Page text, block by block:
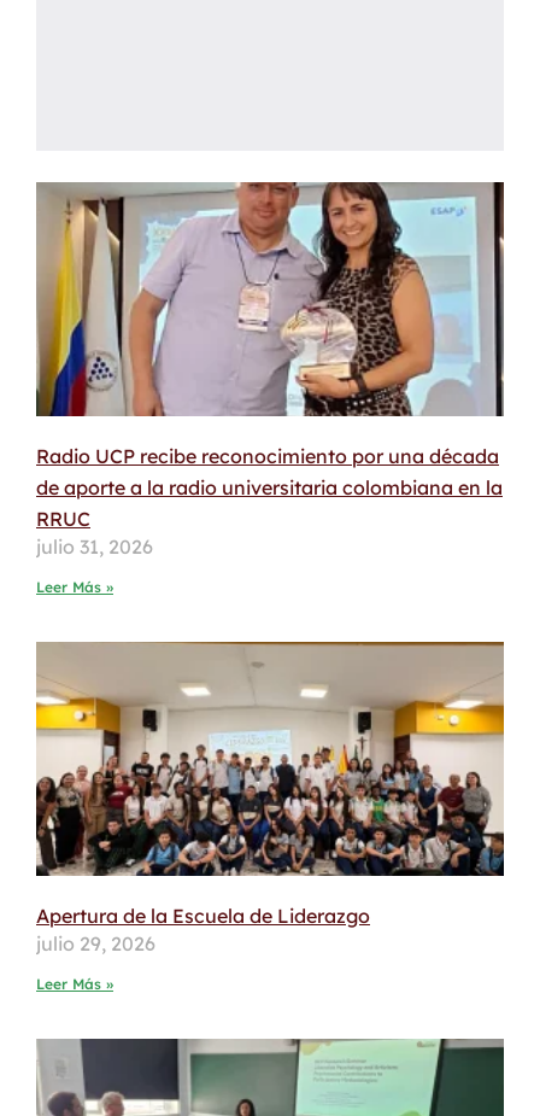
Radio UCP recibe reconocimiento por una década
de aporte a la radio universitaria colombiana en la
RRUC
julio 31, 2026
Leer Más »
Apertura de la Escuela de Liderazgo
julio 29, 2026
Leer Más »